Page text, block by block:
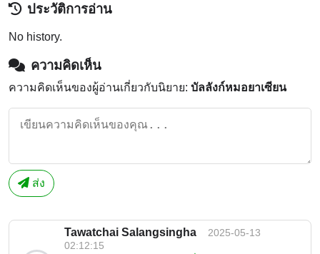
ประวัติการอ่าน
No history.
ความคิดเห็น
ความคิดเห็นของผู้อ่านเกี่ยวกับนิยาย: บัลลังก์หมอยาเซียน
ส่ง
Tawatchai Salangsingha
2025-05-13
02:12:15